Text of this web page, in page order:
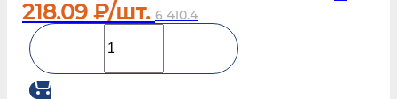
218.09 ₽/шт. 6 410.4